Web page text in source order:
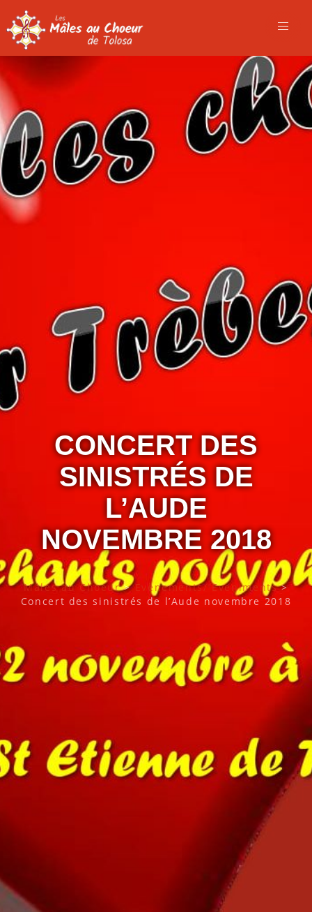
CONCERT DES
SINISTRÉS DE
L’AUDE
NOVEMBRE 2018
Mâles au Choeur>Evènements/ Eveniments>
Concert des sinistrés de l’Aude novembre 2018